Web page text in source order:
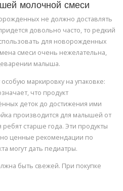
молочной смеси
не должно доставлять
довольно часто, то редкий
для новорожденных
смеси очень нежелательна,
малыша.
маркировку на упаковке:
что продукт
деток до достижения ими
производится для малышей от
ребят старше года. Эти продукты
ценные рекомендации по
могут дать педиатры.
быть свежей. При покупке